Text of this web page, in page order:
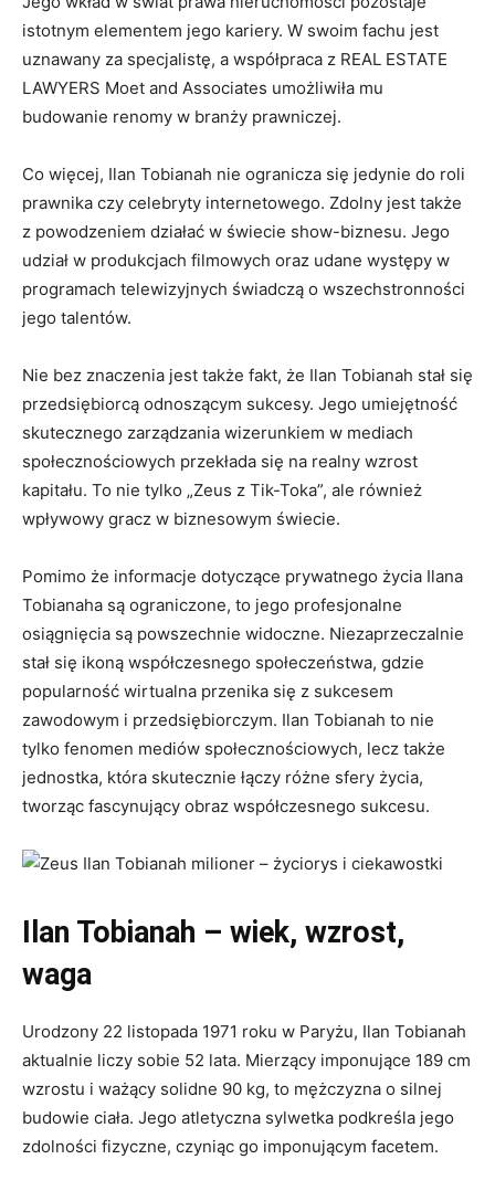
istotnym elementem jego kariery. W swoim fachu jest
uznawany za specjalistę, a współpraca z REAL ESTATE
LAWYERS Moet and Associates umożliwiła mu
budowanie renomy w branży prawniczej.
Co więcej, Ilan Tobianah nie ogranicza się jedynie do roli
prawnika czy celebryty internetowego. Zdolny jest także
z powodzeniem działać w świecie show-biznesu. Jego
udział w produkcjach filmowych oraz udane występy w
programach telewizyjnych świadczą o wszechstronności
jego talentów.
Nie bez znaczenia jest także fakt, że Ilan Tobianah stał się
przedsiębiorcą odnoszącym sukcesy. Jego umiejętność
skutecznego zarządzania wizerunkiem w mediach
społecznościowych przekłada się na realny wzrost
kapitału. To nie tylko „Zeus z Tik-Toka”, ale również
wpływowy gracz w biznesowym świecie.
Pomimo że informacje dotyczące prywatnego życia Ilana
Tobianaha są ograniczone, to jego profesjonalne
osiągnięcia są powszechnie widoczne. Niezaprzeczalnie
stał się ikoną współczesnego społeczeństwa, gdzie
popularność wirtualna przenika się z sukcesem
zawodowym i przedsiębiorczym. Ilan Tobianah to nie
tylko fenomen mediów społecznościowych, lecz także
jednostka, która skutecznie łączy różne sfery życia,
tworząc fascynujący obraz współczesnego sukcesu.
Ilan Tobianah – wiek, wzrost,
waga
Urodzony 22 listopada 1971 roku w Paryżu, Ilan Tobianah
aktualnie liczy sobie 52 lata. Mierzący imponujące 189 cm
wzrostu i ważący solidne 90 kg, to mężczyzna o silnej
budowie ciała. Jego atletyczna sylwetka podkreśla jego
zdolności fizyczne, czyniąc go imponującym facetem.